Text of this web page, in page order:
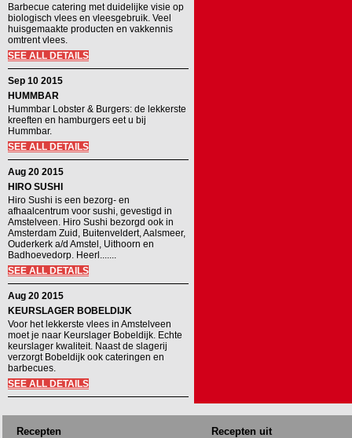
Barbecue catering met duidelijke visie op
biologisch vlees en vleesgebruik. Veel
huisgemaakte producten en vakkennis
omtrent vlees.
SEE ALL DETAILS
Sep 10 2015
HUMMBAR
Hummbar Lobster & Burgers: de lekkerste
kreeften en hamburgers eet u bij
Hummbar.
SEE ALL DETAILS
Aug 20 2015
HIRO SUSHI
Hiro Sushi is een bezorg- en
afhaalcentrum voor sushi, gevestigd in
Amstelveen. Hiro Sushi bezorgd ook in
Amsterdam Zuid, Buitenveldert, Aalsmeer,
Ouderkerk a/d Amstel, Uithoorn en
Badhoevedorp. Heerl.......
SEE ALL DETAILS
Aug 20 2015
KEURSLAGER BOBELDIJK
Voor het lekkerste vlees in Amstelveen
moet je naar Keurslager Bobeldijk. Echte
keurslager kwaliteit. Naast de slagerij
verzorgt Bobeldijk ook cateringen en
barbecues.
SEE ALL DETAILS
Recepten Recepten uit